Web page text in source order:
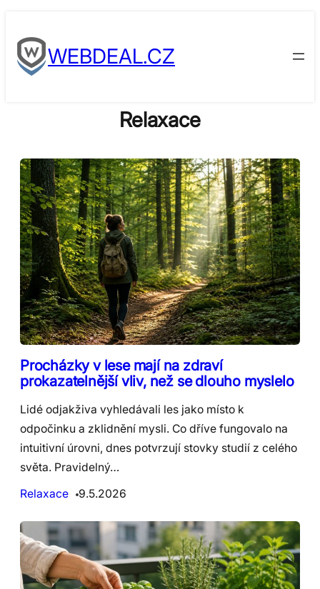
to
contentWEBDEAL.CZ
Relaxace
Procházky v lese mají na zdraví
prokazatelnější vliv, než se dlouho myslelo
Lidé odjakživa vyhledávali les jako místo k
odpočinku a zklidnění mysli. Co dříve fungovalo na
intuitivní úrovni, dnes potvrzují stovky studií z celého
světa. Pravidelný…
Relaxace
9.5.2026